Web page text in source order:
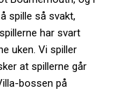
spille så svakt,
har svart
uken. Vi spiller
at spillerne går
bossen på